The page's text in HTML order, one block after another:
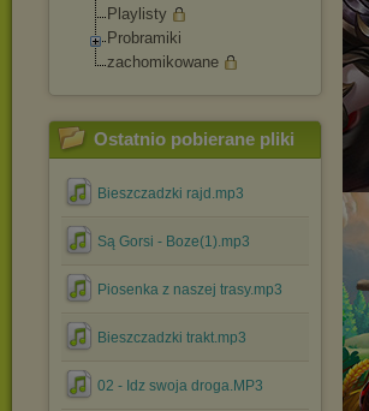
Playlisty
Probramiki
zachomikowane
Ostatnio pobierane pliki
Bieszczadzki rajd.mp3
Są Gorsi - Boze(1).mp3
Piosenka z naszej trasy.mp3
Bieszczadzki trakt.mp3
02 - Idz swoja droga.MP3